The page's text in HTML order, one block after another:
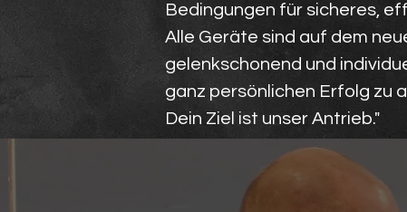
Bedingungen für sicheres,
Alle Geräte sind auf dem
gelenkschonend und
ganz persönlichen Erfolg zu
Dein Ziel ist unser Antrieb."